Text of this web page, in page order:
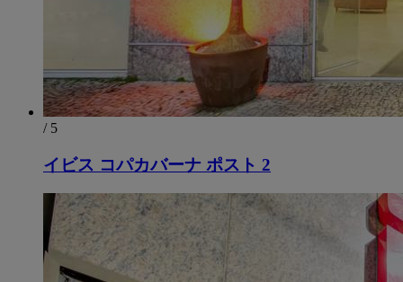
/ 5
イビス コパカバーナ ポスト 2